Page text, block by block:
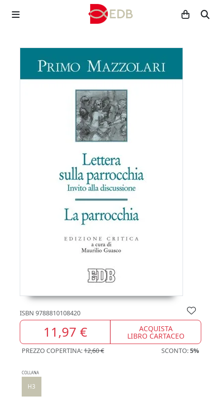
ISBN 9788810108420
11,97 € ACQUISTA
LIBRO CARTACEO
PREZZO COPERTINA:12,60 € SCONTO:5%
COLLANA
H3